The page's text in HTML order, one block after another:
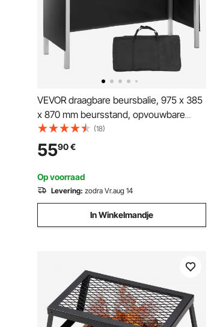
VEVOR draagbare beursbalie, 975 x 385
x 870 mm beursstand, opvouwbare
promotionele bartafel, receptiebalie met
opbergplank, draagtas, zwart
(18)
5590€
Op voorraad
Levering: zodra Vr.aug 14
In Winkelmandje